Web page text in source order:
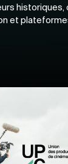
historiques,
et